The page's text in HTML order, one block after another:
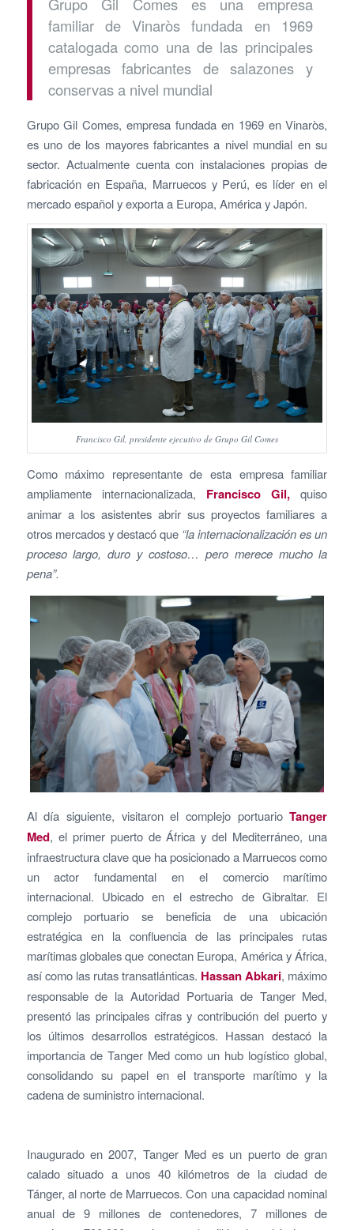
familiar de Vinaròs fundada en 1969
catalogada como una de las principales
empresas fabricantes de salazones y
conservas a nivel mundial
Grupo Gil Comes, empresa fundada en 1969 en Vinaròs,
es uno de los mayores fabricantes a nivel mundial en su
sector. Actualmente cuenta con instalaciones propias de
fabricación en España, Marruecos y Perú, es líder en el
mercado español y exporta a Europa, América y Japón.
Francisco Gil, presidente ejecutivo de Grupo Gil Comes
Como máximo representante de esta empresa familiar
ampliamente internacionalizada, Francisco Gil, quiso
animar a los asistentes abrir sus proyectos familiares a
otros mercados y destacó que “la internacionalización es un
proceso largo, duro y costoso… pero merece mucho la
pena”.
Al día siguiente, visitaron el complejo portuarioTanger
Med, el primer puerto de África y del Mediterráneo, una
infraestructura clave que ha posicionado a Marruecos como
un actor fundamental en el comercio marítimo
internacional. Ubicado en el estrecho de Gibraltar. El
complejo portuario se beneficia de una ubicación
estratégica en la confluencia de las principales rutas
marítimas globales que conectan Europa, América y África,
así como las rutas transatlánticas. Hassan Abkari, máximo
responsable de la Autoridad Portuaria de Tanger Med,
presentó las principales cifras y contribución del puerto y
los últimos desarrollos estratégicos. Hassan destacó la
importancia de Tanger Med como un hub logístico global,
consolidando su papel en el transporte marítimo y la
cadena de suministro internacional.
Inaugurado en 2007, Tanger Med es un puerto de gran
calado situado a unos 40 kilómetros de la ciudad de
Tánger, al norte de Marruecos. Con una capacidad nominal
anual de 9 millones de contenedores, 7 millones de